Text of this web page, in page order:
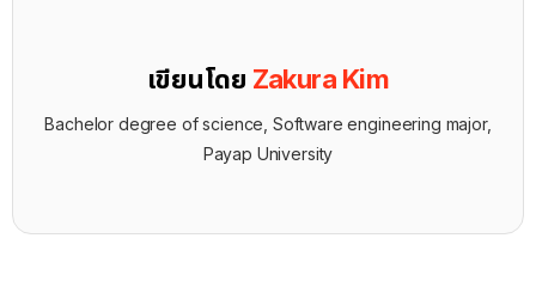
เขียนโดย Zakura Kim
Bachelor degree of science, Software engineering major,
Payap University